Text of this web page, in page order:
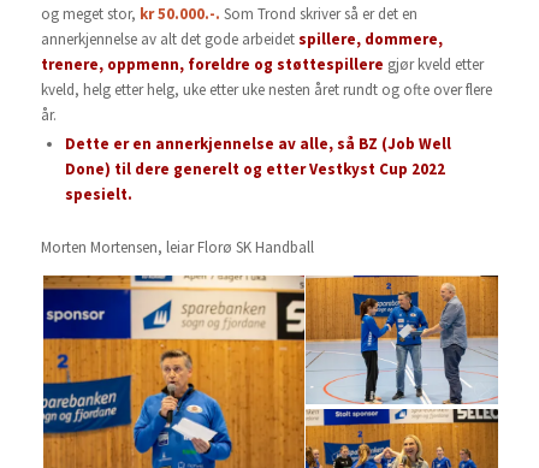
og meget stor, kr 50.000.-. Som Trond skriver så er det en
annerkjennelse av alt det gode arbeidetspillere, dommere,
trenere, oppmenn, foreldre og støttespillere gjør kveld etter
kveld, helg etter helg, uke etter uke nesten året rundt og ofte over flere
år.
Dette er en annerkjennelse av alle, så BZ (Job Well
Done) til dere generelt og etter Vestkyst Cup 2022
spesielt.
Morten Mortensen, leiar Florø SK Handball